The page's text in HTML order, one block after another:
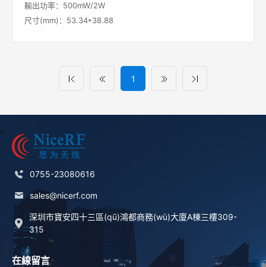
輸出功率：500mW/2W
尺寸(mm)：53.34*38.88
1
0755-23080616
sales@nicerf.com
深圳市寶安四十三區(qū)鴻都商務(wù)大廈A棟三樓309-
315
在線留言